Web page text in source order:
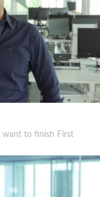
want to finish First